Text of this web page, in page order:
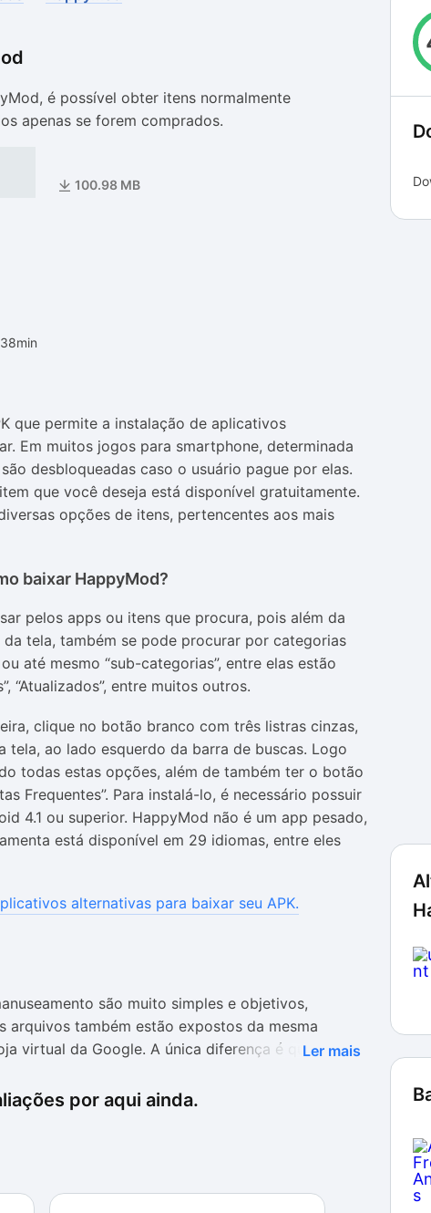
é possível obter itens normalmente
apenas se forem comprados.
100.98 MB
que permite a instalação de aplicativos
Em muitos jogos para smartphone, determinada
desbloqueadas caso o usuário pague por elas.
que você deseja está disponível gratuitamente.
opções de itens, pertencentes aos mais
baixar HappyMod?
pelos apps ou itens que procura, pois além da
tela, também se pode procurar por categorias
até mesmo “sub-categorias”, entre elas estão
“Atualizados”, entre muitos outros.
clique no botão branco com três listras cinzas,
tela, ao lado esquerdo da barra de buscas. Logo
todas estas opções, além de também ter o botão
Frequentes”. Para instalá-lo, é necessário possuir
4.1 ou superior. HappyMod não é um app pesado,
está disponível em 29 idiomas, entre eles
alternativas para baixar seu APK.
são muito simples e objetivos,
arquivos também estão expostos da mesma
virtual da Google. A única diferença é que, ao
gratuitos quanto os pagos) que podem
o que promete, pois os downloads são feitos e
Ler mais
por aqui ainda.